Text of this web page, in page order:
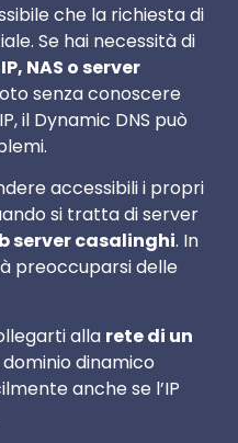
che la richiesta di
Se hai necessità di
NAS o server
senza conoscere
il Dynamic DNS può
accessibili i propri
si tratta di server
server casalinghi. In
preoccuparsi delle
alla rete di un
dinamico
anche se l’IP